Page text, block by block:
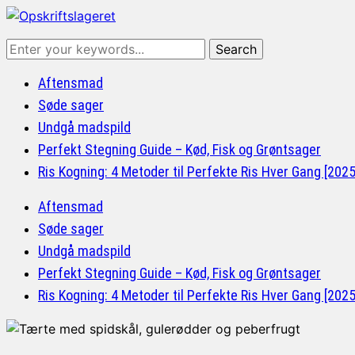
Aftensmad
Søde sager
Undgå madspild
Perfekt Stegning Guide – Kød, Fisk og Grøntsager
Ris Kogning: 4 Metoder til Perfekte Ris Hver Gang
Aftensmad
Søde sager
Undgå madspild
Perfekt Stegning Guide – Kød, Fisk og Grøntsager
Ris Kogning: 4 Metoder til Perfekte Ris Hver Gang